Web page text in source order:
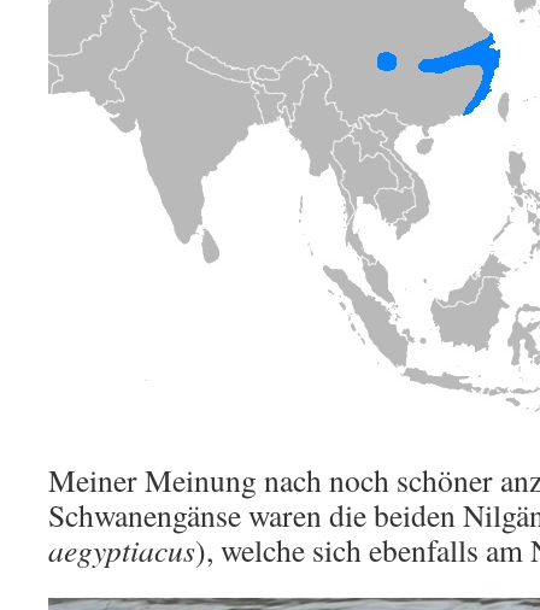
Meiner Meinung nach noch schöner
Schwanengänse waren die beiden
aegyptiacus), welche sich ebenfalls